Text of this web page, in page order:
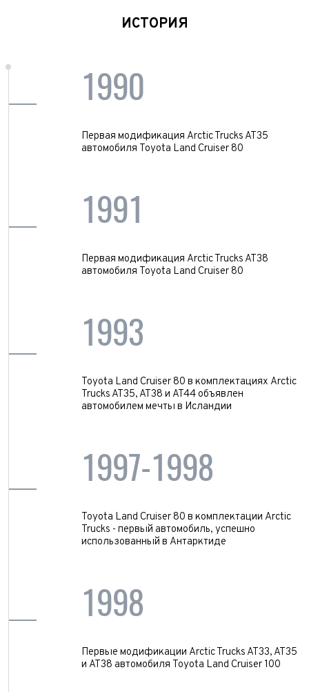
ИСТОРИЯ
1990
Первая модификация Arctic Trucks AT35
автомобиля Toyota Land Cruiser 80
1991
Первая модификация Arctic Trucks AT38
автомобиля Toyota Land Cruiser 80
1993
Toyota Land Cruiser 80 в комплектациях Arctic
Trucks AT35, AT38 и AT44 объявлен
автомобилем мечты в Исландии
1997-1998
Toyota Land Cruiser 80 в комплектации Arctic
Trucks - первый автомобиль, успешно
использованный в Антарктиде
1998
Первые модификации Arctic Trucks AT33, AT35
и AT38 автомобиля Toyota Land Cruiser 100